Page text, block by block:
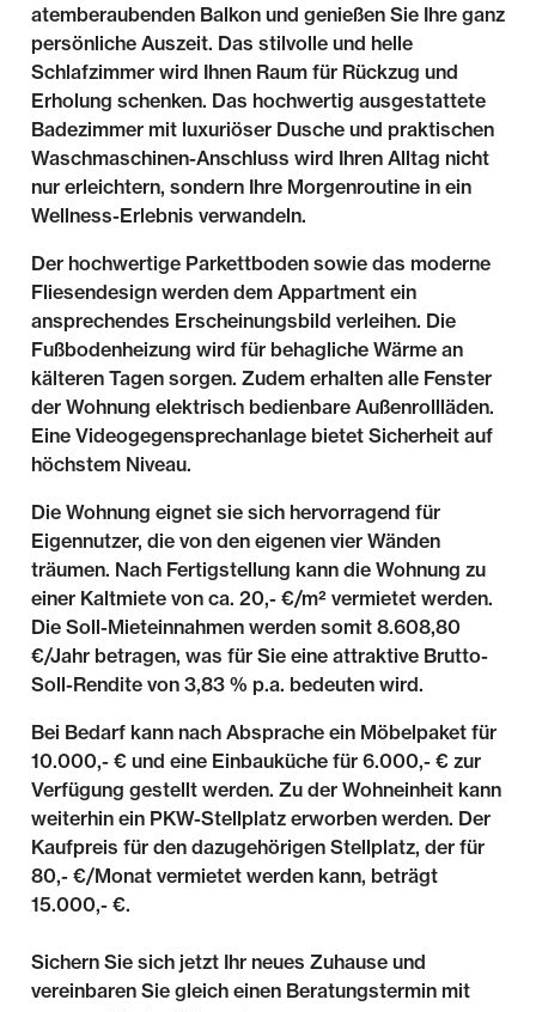
atemberaubenden Balkon und genießen Sie Ihre ganz
persönliche Auszeit. Das stilvolle und helle
Schlafzimmer wird Ihnen Raum für Rückzug und
Erholung schenken. Das hochwertig ausgestattete
Badezimmer mit luxuriöser Dusche und praktischen
Waschmaschinen-Anschluss wird Ihren Alltag nicht
nur erleichtern, sondern Ihre Morgenroutine in ein
Wellness-Erlebnis verwandeln.
Der hochwertige Parkettboden sowie das moderne
Fliesendesign werden dem Appartment ein
ansprechendes Erscheinungsbild verleihen. Die
Fußbodenheizung wird für behagliche Wärme an
kälteren Tagen sorgen. Zudem erhalten alle Fenster
der Wohnung elektrisch bedienbare Außenrollläden.
Eine Videogegensprechanlage bietet Sicherheit auf
höchstem Niveau.
Die Wohnung eignet sie sich hervorragend für
Eigennutzer, die von den eigenen vier Wänden
träumen. Nach Fertigstellung kann die Wohnung zu
einer Kaltmiete von ca. 20,- €/m² vermietet werden.
Die Soll-Mieteinnahmen werden somit 8.608,80
€/Jahr betragen, was für Sie eine attraktive Brutto-
Soll-Rendite von 3,83 % p.a. bedeuten wird.
Bei Bedarf kann nach Absprache ein Möbelpaket für
10.000,- € und eine Einbauküche für 6.000,- € zur
Verfügung gestellt werden. Zu der Wohneinheit kann
weiterhin ein PKW-Stellplatz erworben werden. Der
Kaufpreis für den dazugehörigen Stellplatz, der für
80,- €/Monat vermietet werden kann, beträgt
15.000,- €.
Sichern Sie sich jetzt Ihr neues Zuhause und
vereinbaren Sie gleich einen Beratungstermin mit